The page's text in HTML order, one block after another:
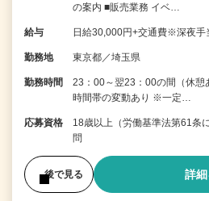
の案内 ■販売業務 イベ…
給与 日給30,000円+交通費※深夜手
勤務地 東京都／埼玉県
勤務時間
23：00～翌23：00の間（休憩
時間帯の変動あり ※一定…
応募資格
18歳以上（労働基準法第61条
問
後で見る 詳